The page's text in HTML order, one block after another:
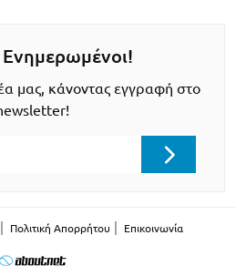
Ενημερωμένοι!
μας, κάνοντας εγγραφή στο
Πολιτική Απορρήτου Επικοινωνία